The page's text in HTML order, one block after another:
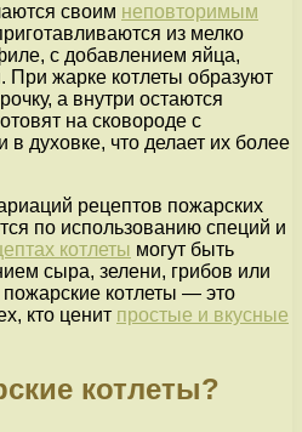
своим неповторимым
из мелко
с добавлением яйца,
При жарке котлеты образуют
а внутри остаются
на сковороде с
духовке, что делает их более
рецептов пожарских
по использованию специй и
котлеты могут быть
сыра, зелени, грибов или
пожарские котлеты — это
кто ценит простые и вкусные
котлеты?